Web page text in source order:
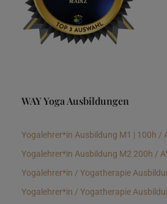
WAY Yoga Ausbildungen
Yogalehrer*in Ausbildung M1 | 100h /
Yogalehrer*in Ausbildung M2 200h /
Yogalehrer*in / Yogatherapie
Yogalehrer*in / Yogatherapie